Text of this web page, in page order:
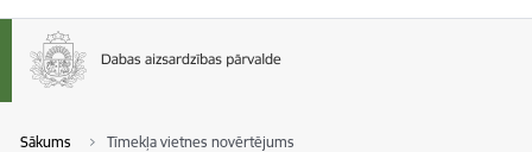
Sākums Tīmekļa vietnes novērtējums